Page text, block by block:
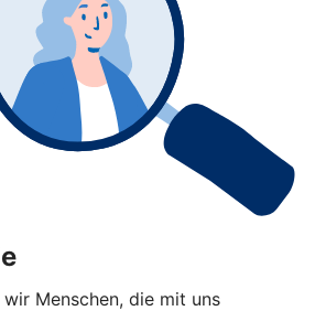
Menschen, die mit uns